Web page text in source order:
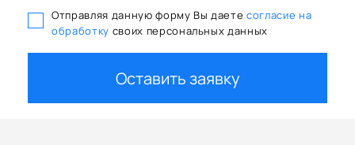
Отправляя данную форму Вы даете согласие на
обработку своих персональных данных
Оставить заявку